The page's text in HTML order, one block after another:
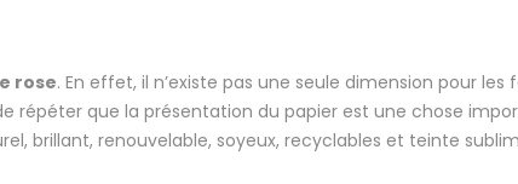
rose. En effet, il n’existe pas une seule dimension pour les
répéter que la présentation du papier est une chose
brillant, renouvelable, soyeux, recyclables et teinte